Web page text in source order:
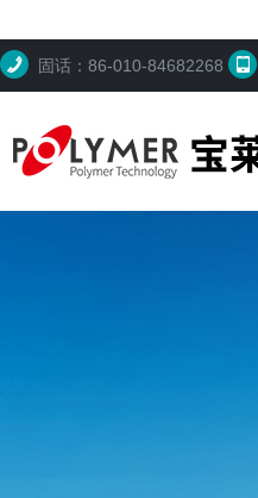
固话：86-010-84682268